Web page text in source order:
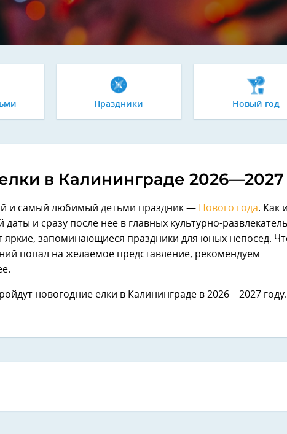
Праздники Новый год
в Калининграде 2026—2027
и самый любимый детьми праздник — Нового года. Как и
и сразу после нее в главных культурно-
яркие, запоминающиеся праздники для юных непосед.
попал на желаемое представление, рекомендуем
новогодние елки в Калининграде в 2026—2027 году.